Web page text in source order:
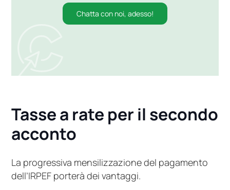
Chatta con noi, adesso!
Tasse a rate per il secondo
acconto
La progressiva mensilizzazione del pagamento
dell’IRPEF porterà dei vantaggi.